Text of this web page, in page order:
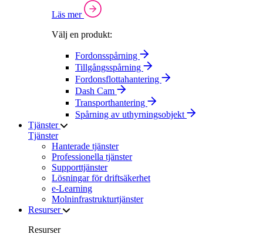
Läs mer
Välj en produkt:
Fordonsspårning
Tillgångsspårning
Fordonsflottahantering
Dash Cam
Transporthantering
Spårning av uthyrningsobjekt
Tjänster
Tjänster
Hanterade tjänster
Professionella tjänster
Supporttjänster
Lösningar för driftsäkerhet
e-Learning
Molninfrastrukturtjänster
Resurser
Resurser